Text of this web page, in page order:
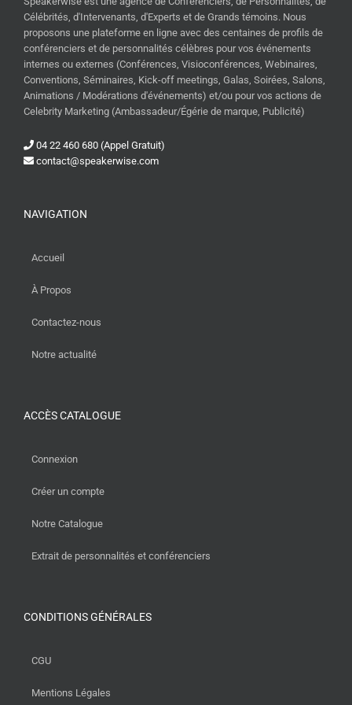
Célébrités, d'Intervenants, d'Experts et de Grands témoins. Nous
proposons une plateforme en ligne avec des centaines de profils de
conférenciers et de personnalités célèbres pour vos événements
internes ou externes (Conférences, Visioconférences, Webinaires,
Conventions, Séminaires, Kick-off meetings, Galas, Soirées, Salons,
Animations / Modérations d'événements) et/ou pour vos actions de
Celebrity Marketing (Ambassadeur/Égérie de marque, Publicité)
04 22 460 680 (Appel Gratuit)
contact@speakerwise.com
NAVIGATION
Accueil
À Propos
Contactez-nous
Notre actualité
ACCÈS CATALOGUE
Connexion
Créer un compte
Notre Catalogue
Extrait de personnalités et conférenciers
CONDITIONS GÉNÉRALES
CGU
Mentions Légales